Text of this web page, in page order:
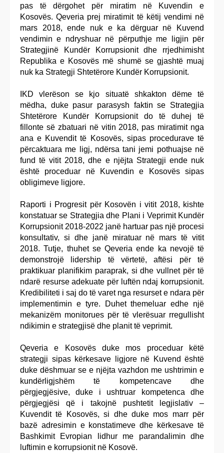
pas të dërgohet për miratim në Kuvendin e
Kosovës. Qeveria prej miratimit të këtij vendimi në
mars 2018, ende nuk e ka dërguar në Kuvend
vendimin e ndryshuar në përputhje me ligjin për
Strategjinë Kundër Korrupsionit dhe rrjedhimisht
Republika e Kosovës më shumë se gjashtë muaj
nuk ka Strategji Shtetërore Kundër Korrupsionit.
IKD vlerëson se kjo situatë shkakton dëme të
mëdha, duke pasur parasysh faktin se Strategjia
Shtetërore Kundër Korrupsionit do të duhej të
fillonte së zbatuari në vitin 2018, pas miratimit nga
ana e Kuvendit të Kosovës, sipas procedurave të
përcaktuara me ligj, ndërsa tani jemi pothuajse në
fund të vitit 2018, dhe e njëjta Strategji ende nuk
është proceduar në Kuvendin e Kosovës sipas
obligimeve ligjore.
Raporti i Progresit për Kosovën i vitit 2018, kishte
konstatuar se Strategjia dhe Plani i Veprimit Kundër
Korrupsionit 2018-2022 janë hartuar pas një procesi
konsultativ, si dhe janë miratuar në mars të vitit
2018. Tutje, thuhet se Qeveria ende ka nevojë të
demonstrojë lidership të vërtetë, aftësi për të
praktikuar planifikim paraprak, si dhe vullnet për të
ndarë resurse adekuate për luftën ndaj korrupsionit.
Kredibiliteti i saj do të varet nga resurset e ndara për
implementimin e tyre. Duhet themeluar edhe një
mekanizëm monitorues për të vlerësuar rregullisht
ndikimin e strategjisë dhe planit të veprimit.
Qeveria e Kosovës duke mos proceduar këtë
strategji sipas kërkesave ligjore në Kuvend është
duke dëshmuar se e njëjta vazhdon me ushtrimin e
kundërligjshëm të kompetencave dhe
përgjegjësive, duke i ushtruar kompetenca dhe
përgjegjësi që i takojnë pushtetit legjislativ –
Kuvendit të Kosovës, si dhe duke mos marr për
bazë adresimin e konstatimeve dhe kërkesave të
Bashkimit Evropian lidhur me parandalimin dhe
luftimin e korrupsionit në Kosovë.